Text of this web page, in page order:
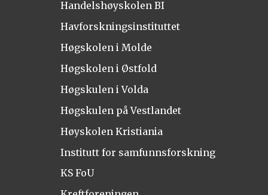
Handelshøyskolen BI
Havforskningsinstituttet
Høgskolen i Molde
Høgskolen i Østfold
Høgskulen i Volda
Høgskulen på Vestlandet
Høyskolen Kristiania
Institutt for samfunnsforskning
KS FoU